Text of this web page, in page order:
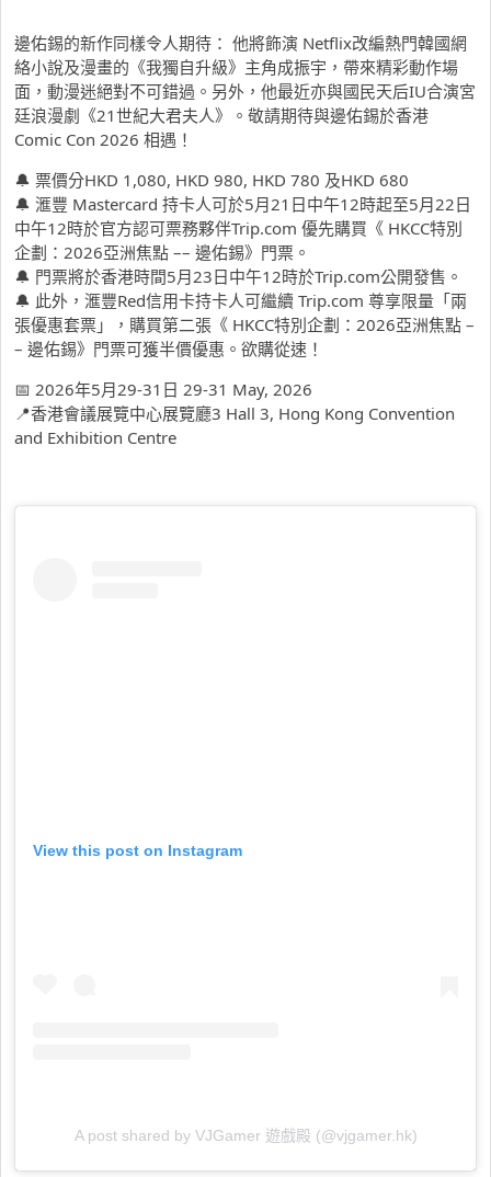
邊佑錫的新作同樣令人期待： 他將飾演 Netflix改編熱門韓國網
絡小說及漫畫的《我獨自升級》主角成振宇，帶來精彩動作場
面，動漫迷絕對不可錯過。另外，他最近亦與國民天后IU合演宮
廷浪漫劇《21世紀大君夫人》。敬請期待與邊佑錫於香港
Comic Con 2026 相遇！
🔔 票價分HKD 1,080, HKD 980, HKD 780 及HKD 680
🔔 滙豐 Mastercard 持卡人可於5月21日中午12時起至5月22日
中午12時於官方認可票務夥伴Trip.com 優先購買《 HKCC特別
企劃：2026亞洲焦點 –– 邊佑錫》門票。
🔔 門票將於香港時間5月23日中午12時於Trip.com公開發售。
🔔 此外，滙豐Red信用卡持卡人可繼續 Trip.com 尊享限量「兩
張優惠套票」，購買第二張《 HKCC特別企劃：2026亞洲焦點 –
– 邊佑錫》門票可獲半價優惠。欲購從速！
📅 2026年5月29-31日 29-31 May, 2026
📍香港會議展覽中心展覽廳3 Hall 3, Hong Kong Convention
and Exhibition Centre
View this post on Instagram
A post shared by VJGamer 遊戲殿 (@vjgamer.hk)